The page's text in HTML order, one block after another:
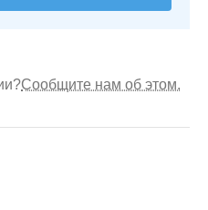
Сообщите нам об этом.